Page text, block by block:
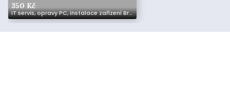
350 Kč
IT servis, opravy PC, instalace zařízení Brno a okolí